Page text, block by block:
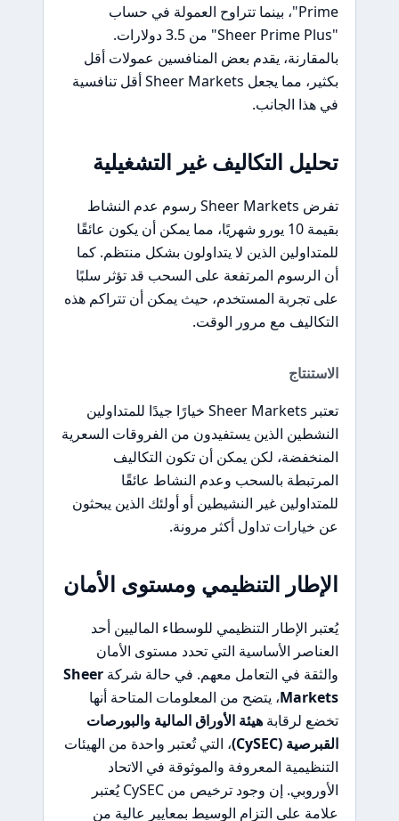
Prime"، بينما تتراوح العمولة في حساب
"Sheer Prime Plus" من 3.5 دولارات.
بالمقارنة، يقدم بعض المنافسين عمولات أقل
بكثير، مما يجعل Sheer Markets أقل تنافسية
في هذا الجانب.
تحليل التكاليف غير التشغيلية
تفرض Sheer Markets رسوم عدم النشاط
بقيمة 10 يورو شهريًا، مما يمكن أن يكون عائقًا
للمتداولين الذين لا يتداولون بشكل منتظم. كما
أن الرسوم المرتفعة على السحب قد تؤثر سلبًا
على تجربة المستخدم، حيث يمكن أن تتراكم هذه
التكاليف مع مرور الوقت.
الاستنتاج
تعتبر Sheer Markets خيارًا جيدًا للمتداولين
النشطين الذين يستفيدون من الفروقات السعرية
المنخفضة، لكن يمكن أن تكون التكاليف
المرتبطة بالسحب وعدم النشاط عائقًا
للمتداولين غير النشيطين أو أولئك الذين يبحثون
عن خيارات تداول أكثر مرونة.
الإطار التنظيمي ومستوى الأمان
يُعتبر الإطار التنظيمي للوسطاء الماليين أحد
العناصر الأساسية التي تحدد مستوى الأمان
والثقة في التعامل معهم. في حالة شركةSheer
Markets، يتضح من المعلومات المتاحة أنها
تخضع لرقابةهيئة الأوراق المالية والبورصات
القبرصية (CySEC)
، التي تُعتبر واحدة من الهيئات
التنظيمية المعروفة والموثوقة في الاتحاد
الأوروبي. إن وجود ترخيص من CySEC يُعتبر
علامة على التزام الوسيط بمعايير عالية من